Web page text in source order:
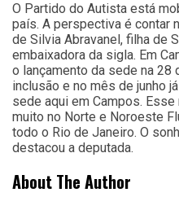
O Partido do Autista está
país. A perspectiva é contar
de Silvia Abravanel, filha de
embaixadora da sigla. Em
o lançamento da sede na 28
inclusão e no mês de junho
sede aqui em Campos.
muito no Norte e Noroeste
todo o Rio de Janeiro. O
destacou a deputada.
About The Author